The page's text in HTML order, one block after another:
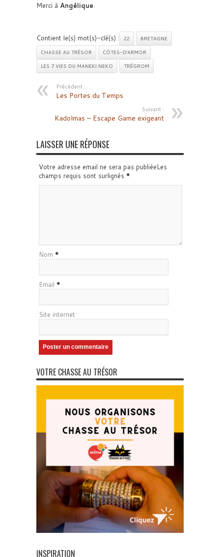
Merci à Angélique
Contient le(s) mot(s)-clé(s) : 22
BRETAGNE
CHASSE AU TRÉSOR
CÔTES-D'ARMOR
LES 7 VIES DU MANEKI NEKO
TRÉGROM
Précédent :
Les Portes du Temps
Suivant :
Kadolmas – Escape Game exigeant
LAISSER UNE RÉPONSE
Votre adresse email ne sera pas publiéeLes
champs requis sont surlignés *
Nom *
Email *
Site internet
VOTRE CHASSE AU TRÉSOR
INSPIRATION